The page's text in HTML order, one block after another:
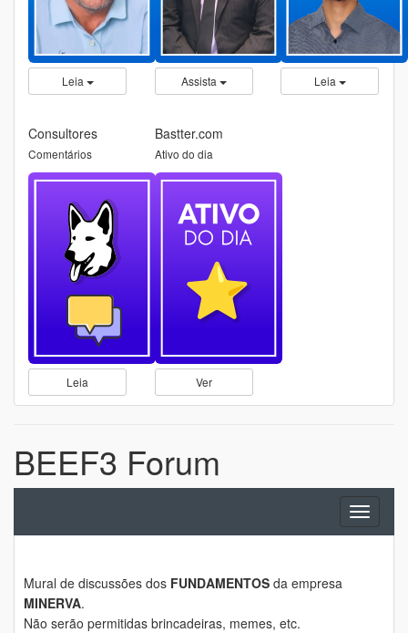
Leia Assista Leia
Consultores
Comentários
Leia
Bastter.com
Ativo do dia
Ver
BEEF3 Forum
Toggle
Mural de discussões dos FUNDAMENTOS da empresa
MINERVA.
Não serão permitidas brincadeiras, memes, etc.